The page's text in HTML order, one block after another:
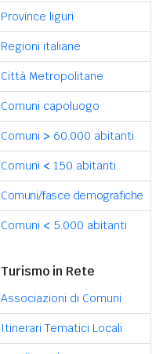
Province liguri
Regioni italiane
Città Metropolitane
Comuni capoluogo
Comuni > 60.000 abitanti
Comuni < 150 abitanti
Comuni/fasce demografiche
Comuni < 5.000 abitanti
Turismo in Rete
Associazioni di Comuni
Itinerari Tematici Locali